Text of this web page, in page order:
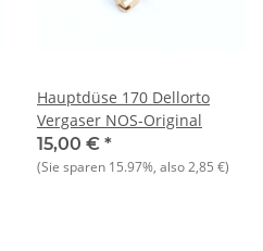
Hauptdüse 170 Dellorto
Vergaser NOS-Original
15,00 € *
(Sie sparen 15.97%, also2,85 €)